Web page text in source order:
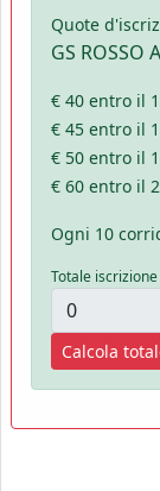
Quote
GS ROSSO
€ 40 entro il
€ 45 entro il
€ 50 entro il
€ 60 entro il
Ogni 10
Totale iscrizione
Calcola